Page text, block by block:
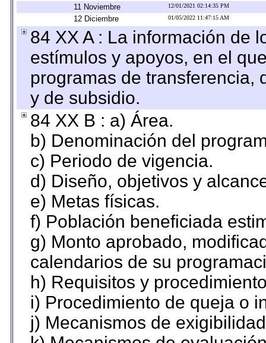
11 Noviembre 12/01/2021 02:14:35 PM
12 Diciembre 01/05/2022 11:47:15 AM
84 XX A : La información de
estímulos y apoyos, en el
programas de transferencia,
y de subsidio.
84 XX B : a) Área.
b) Denominación del
c) Periodo de vigencia.
d) Diseño, objetivos y
e) Metas físicas.
f) Población beneficiada
g) Monto aprobado,
calendarios de su
h) Requisitos y
i) Procedimiento de queja o
j) Mecanismos de